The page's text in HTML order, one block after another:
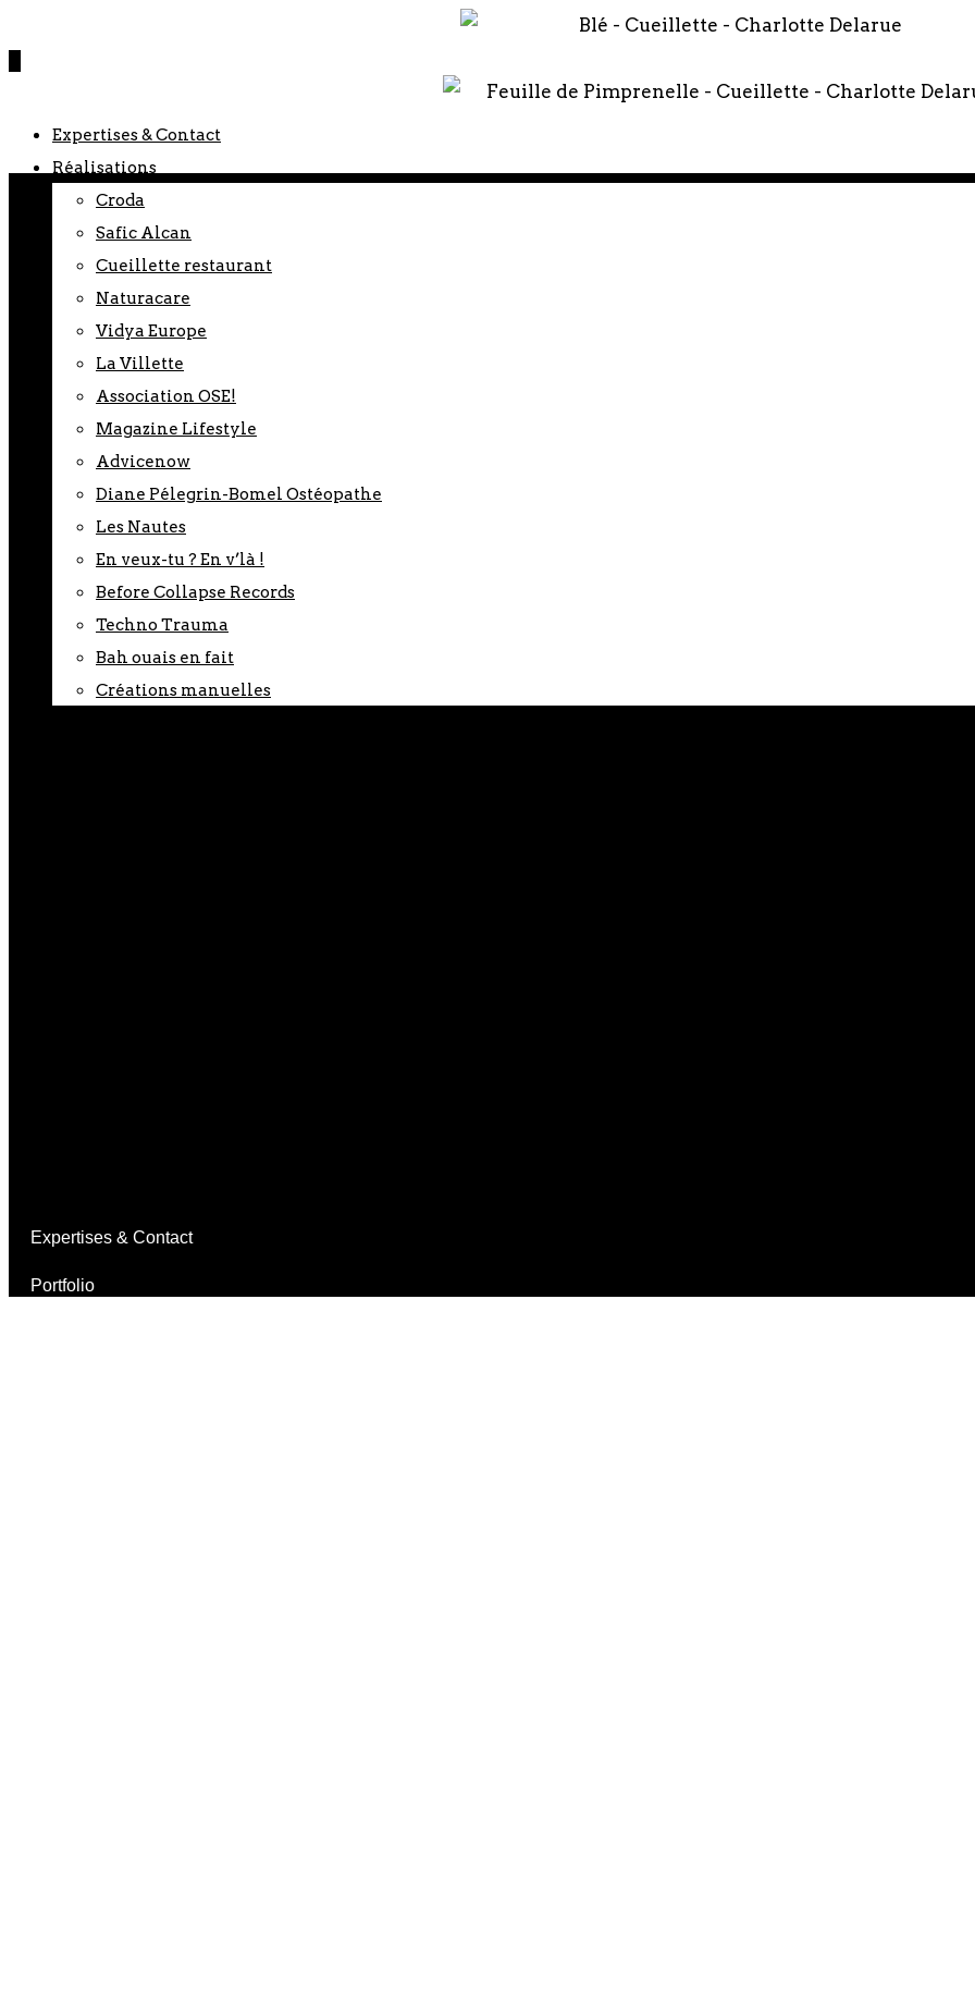
Expertises & Contact
Réalisations
Croda
Safic Alcan
Cueillette restaurant
Naturacare
Vidya Europe
La Villette
Association OSE!
Magazine Lifestyle
Advicenow
Diane Pélegrin-Bomel Ostéopathe
Les Nautes
En veux-tu ? En v’là !
Before Collapse Records
Techno Trauma
Bah ouais en fait
Créations manuelles
Expertises & Contact
Portfolio